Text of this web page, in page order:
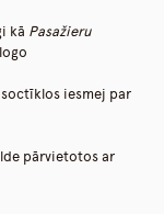
kā Pasažieru
iesmej par
pārvietotos ar